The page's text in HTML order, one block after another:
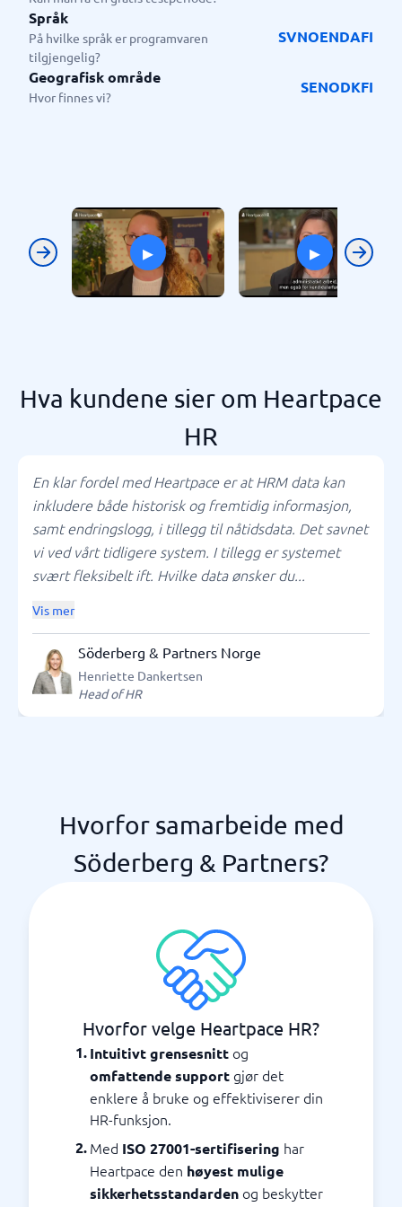
internasjonale standardene for
informasjonssikkerhet, noe som betyr at dine data
alltid er i trygge hender.
Språk
På hvilke språk er programvaren
tilgjengelig?
SVNOENDAFI
Geografisk område
Hvor finnes vi?
SENODKFI
Previous ▸ ▸ Next
Hva kundene sier om Heartpace
HR
En klar fordel med Heartpace er at HRM data kan
inkludere både historisk og fremtidig informasjon,
samt endringslogg, i tillegg til nåtidsdata. Det savnet
vi ved vårt tidligere system. I tillegg er systemet
svært fleksibelt ift. Hvilke data ønsker du...
Vis mer
Söderberg & Partners Norge
Henriette Dankertsen
Head of HR
Hvorfor samarbeide med
Söderberg & Partners?
Hvorfor velge Heartpace HR?
Intuitivt grensesnitt og
omfattende support gjør det
enklere å bruke og effektiviserer din
HR-funksjon.
Med ISO 27001-sertifisering har
Heartpace den høyest mulige
sikkerhetsstandarden og beskytter